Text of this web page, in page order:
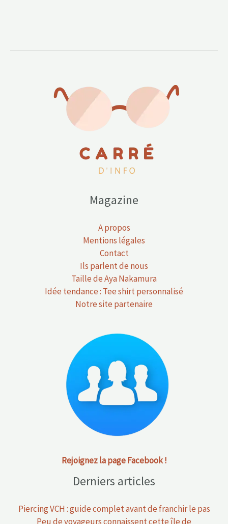
Magazine
A propos
Mentions légales
Contact
Ils parlent de nous
Taille de Aya Nakamura
Idée tendance : Tee shirt personnalisé
Notre site partenaire
Rejoignez la page Facebook !
Derniers articles
Piercing VCH : guide complet avant de franchir le pas
Peu de voyageurs connaissent cette île de